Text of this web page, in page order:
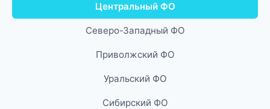
Центральный ФО
Северо-Западный ФО
Приволжский ФО
Уральский ФО
Сибирский ФО